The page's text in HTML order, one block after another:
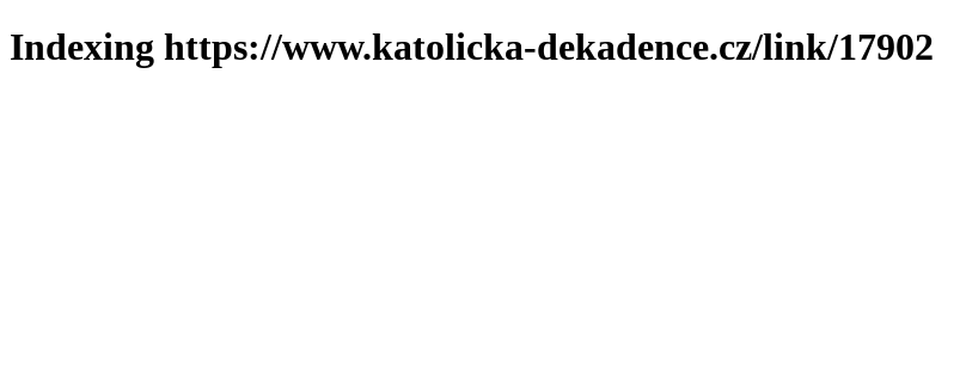
Indexing https://www.katolicka-dekadence.cz/link/17902